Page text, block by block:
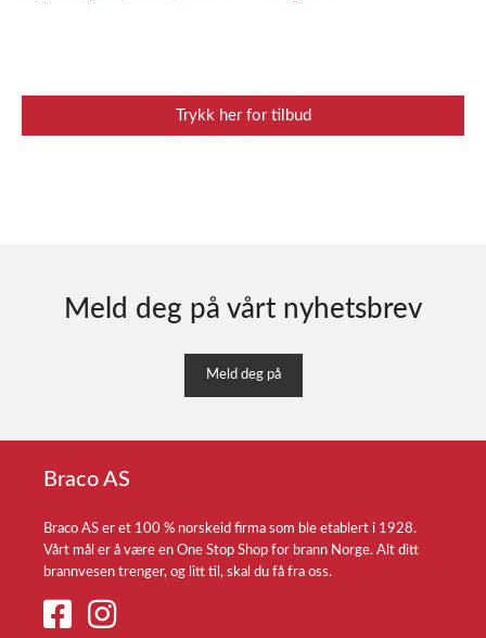
Trykk her for tilbud
Meld deg på vårt nyhetsbrev
Meld deg på
Braco AS
Braco AS er et 100 % norskeid firma som ble etablert i 1928.
Vårt mål er å være en One Stop Shop for brann Norge. Alt ditt
brannvesen trenger, og litt til, skal du få fra oss.